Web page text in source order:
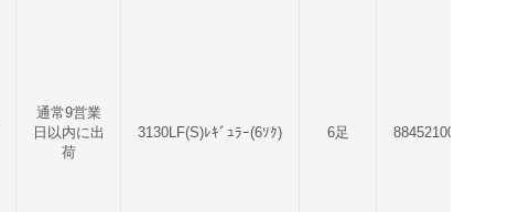
通常9営業
日以内に出
荷
3130LF(S)ﾚｷﾞｭﾗｰ(6ｿｸ) 6足 884521001636